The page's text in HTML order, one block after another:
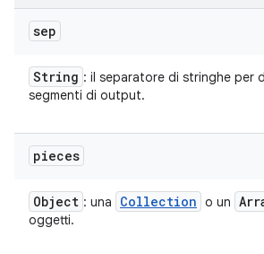
sep
String : il separatore di stringhe per
segmenti di output.
pieces
Object : una Collection o un
oggetti.